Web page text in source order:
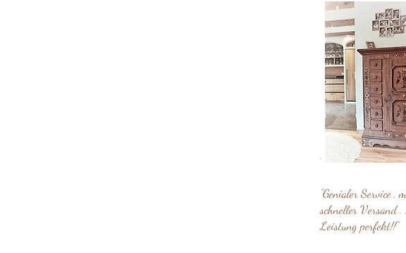
"Genialer Service ,
schneller Versand .
Leistung perfekt!!"